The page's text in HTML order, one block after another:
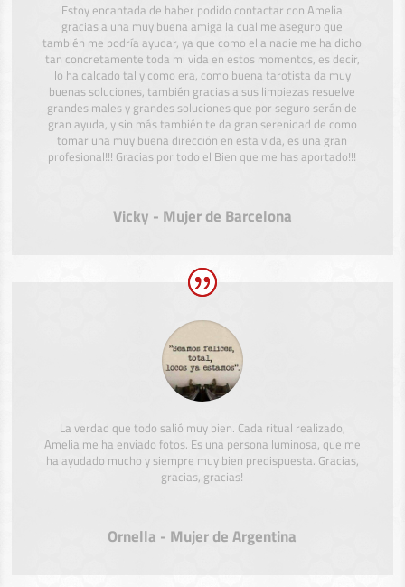
Estoy encantada de haber podido contactar con Amelia
gracias a una muy buena amiga la cual me aseguro que
también me podría ayudar, ya que como ella nadie me ha dicho
tan concretamente toda mi vida en estos momentos, es decir,
lo ha calcado tal y como era, como buena tarotista da muy
buenas soluciones, también gracias a sus limpiezas resuelve
grandes males y grandes soluciones que por seguro serán de
gran ayuda, y sin más también te da gran serenidad de como
tomar una muy buena dirección en esta vida, es una gran
profesional!!! Gracias por todo el Bien que me has aportado!!!
Vicky - Mujer de Barcelona
La verdad que todo salió muy bien. Cada ritual realizado,
Amelia me ha enviado fotos. Es una persona luminosa, que me
ha ayudado mucho y siempre muy bien predispuesta. Gracias,
gracias, gracias!
Ornella - Mujer de Argentina